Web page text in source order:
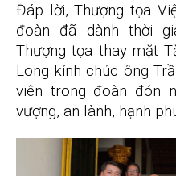
Đáp lời, Thượng tọa
đoàn đã dành thời
Thượng tọa thay mặt
Long kính chúc ông
viên trong đoàn đón
vượng, an lành, hạnh